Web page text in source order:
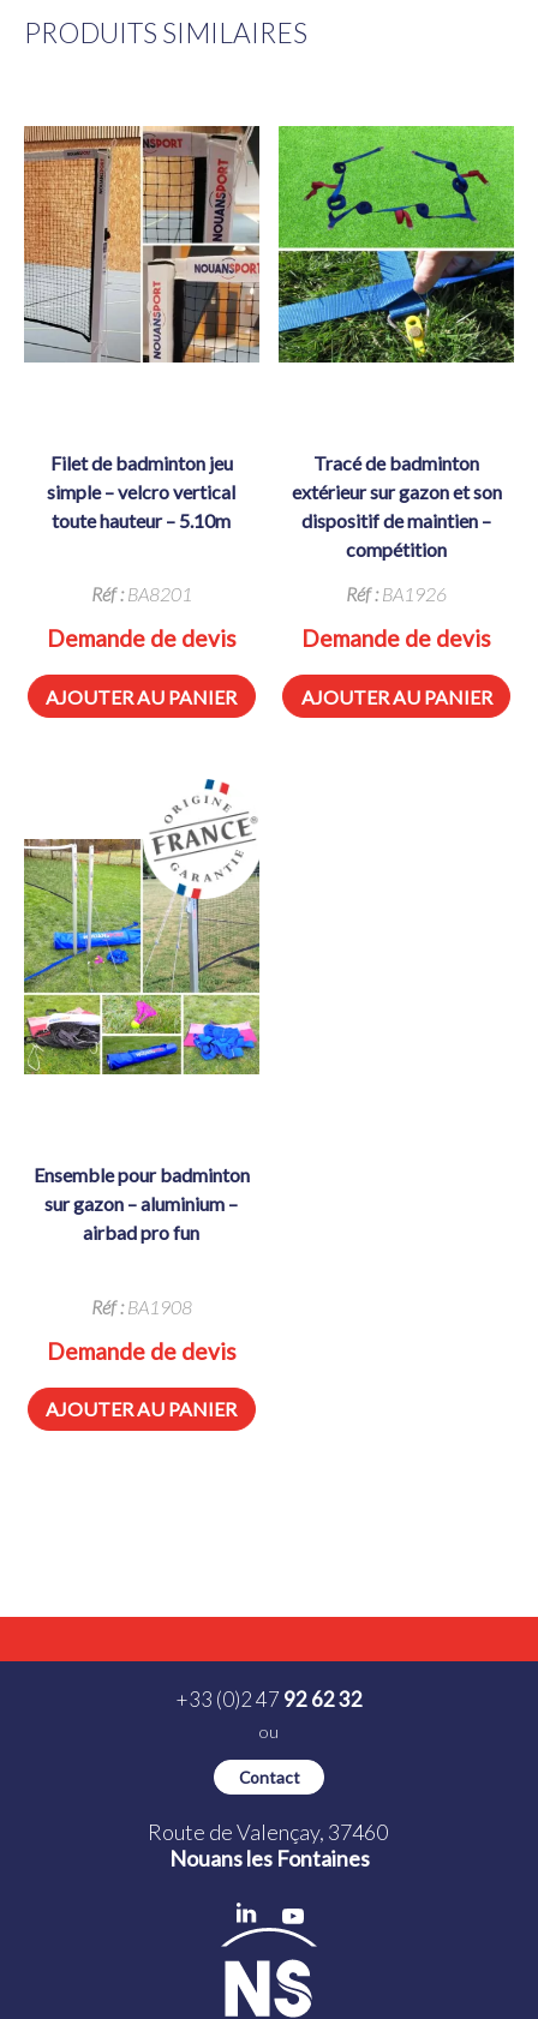
PRODUITS SIMILAIRES
filet de badminton jeu
simple – velcro vertical
toute hauteur – 5.10m
Réf :BA8201
Demande de devis
AJOUTER AU PANIER
tracé de badminton
extérieur sur gazon et son
dispositif de maintien –
compétition
Réf :BA1926
Demande de devis
AJOUTER AU PANIER
ensemble pour badminton
sur gazon – aluminium –
airbad pro fun
Réf :BA1908
Demande de devis
AJOUTER AU PANIER
+33 (0)2 47 92 62 32
ou
Contact
Route de Valençay, 37460
Nouans les Fontaines